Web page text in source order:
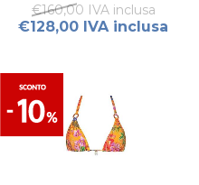
€160,00 IVA inclusa
€128,00 IVA inclusa